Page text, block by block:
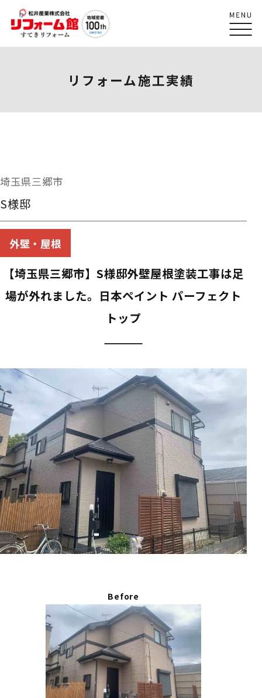
リフォーム施工実績
埼玉県三郷市
S様邸
外壁・屋根
【埼玉県三郷市】S様邸外壁屋根塗装工事は足
場が外れました。日本ペイント パーフェクト
トップ
Before